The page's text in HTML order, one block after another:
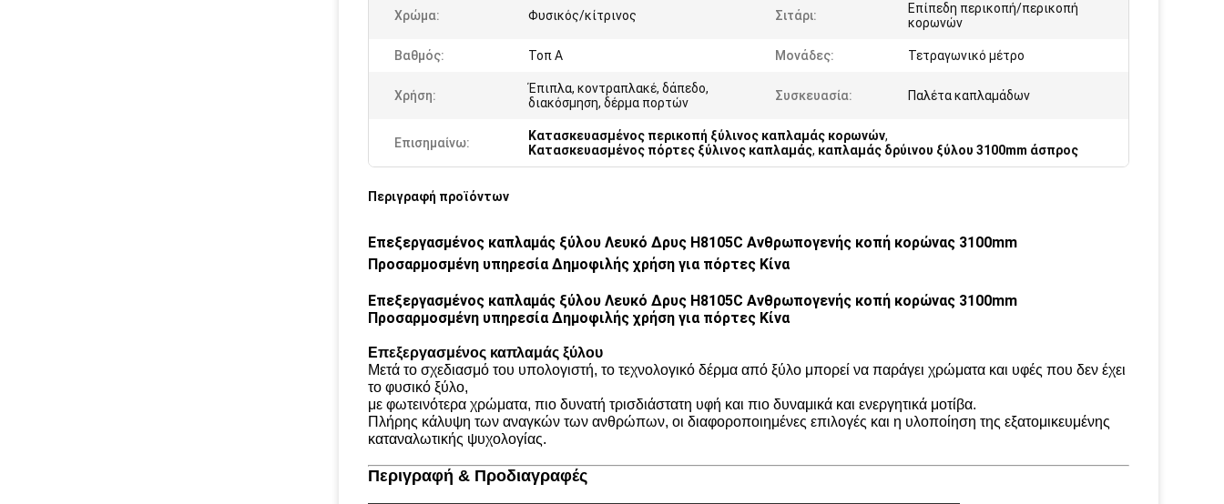
Χρώμα: Φυσικός/κίτρινος Σιτάρι:
Επίπεδη περικοπή/περικοπή
κορωνών
Βαθμός: Τοπ Α Μονάδες: Τετραγωνικό μέτρο
Χρήση:
Έπιπλα, κοντραπλακέ, δάπεδο,
διακόσμηση, δέρμα πορτών
Συσκευασία: Παλέτα καπλαμάδων
Επισημαίνω: Κατασκευασμένος περικοπή ξύλινος καπλαμάς κορωνών,
Κατασκευασμένος πόρτες ξύλινος καπλαμάς, καπλαμάς δρύινου ξύλου 3100mm άσπρος
Περιγραφή προϊόντων
Επεξεργασμένος καπλαμάς ξύλου Λευκό Δρυς H8105C Ανθρωπογενής κοπή κορώνας 3100mm
Προσαρμοσμένη υπηρεσία Δημοφιλής χρήση για πόρτες Κίνα
Επεξεργασμένος καπλαμάς ξύλου Λευκό Δρυς H8105C Ανθρωπογενής κοπή κορώνας 3100mm
Προσαρμοσμένη υπηρεσία Δημοφιλής χρήση για πόρτες Κίνα
Επεξεργασμένος καπλαμάς ξύλου
Μετά το σχεδιασμό του υπολογιστή, το τεχνολογικό δέρμα από ξύλο μπορεί να παράγει χρώματα και υφές που δεν έχει
το φυσικό ξύλο,
με φωτεινότερα χρώματα, πιο δυνατή τρισδιάστατη υφή και πιο δυναμικά και ενεργητικά μοτίβα.
Πλήρης κάλυψη των αναγκών των ανθρώπων, οι διαφοροποιημένες επιλογές και η υλοποίηση της εξατομικευμένης
καταναλωτικής ψυχολογίας.
Περιγραφή & Προδιαγραφές